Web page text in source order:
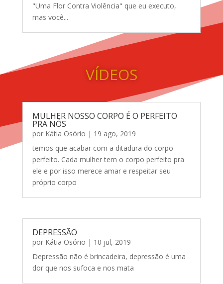
"Uma Flor Contra Violência" que eu executo,
mas você...
VÍDEOS
MULHER NOSSO CORPO É O PERFEITO
PRA NÓS
por Kátia Osório | 19 ago, 2019
temos que acabar com a ditadura do corpo
perfeito. Cada mulher tem o corpo perfeito pra
ele e por isso merece amar e respeitar seu
próprio corpo
DEPRESSÃO
por Kátia Osório | 10 jul, 2019
Depressão não é brincadeira, depressão é uma
dor que nos sufoca e nos mata